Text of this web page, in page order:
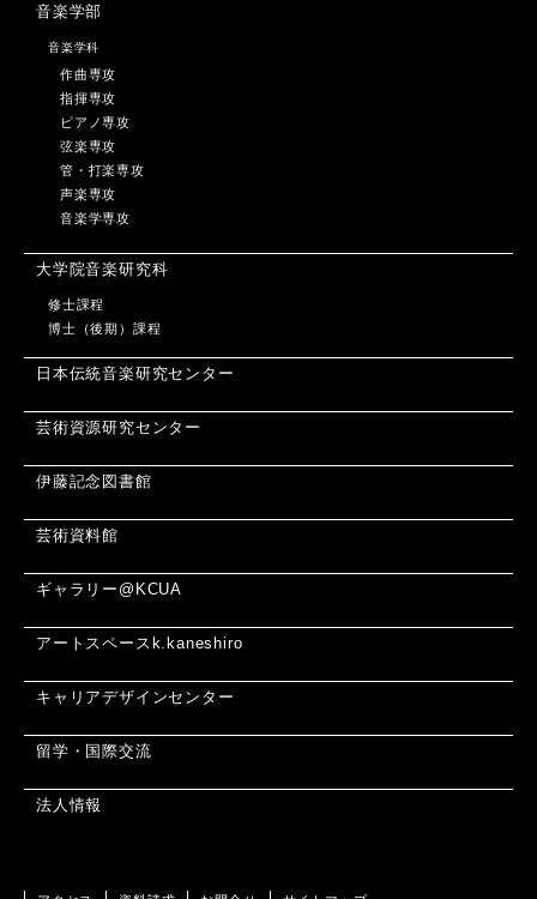
音楽学部
音楽学科
作曲専攻
指揮専攻
ピアノ専攻
弦楽専攻
管・打楽専攻
声楽専攻
音楽学専攻
大学院音楽研究科
修士課程
博士（後期）課程
日本伝統音楽研究センター
芸術資源研究センター
伊藤記念図書館
芸術資料館
ギャラリー@KCUA
アートスペースk.kaneshiro
キャリアデザインセンター
留学・国際交流
法人情報